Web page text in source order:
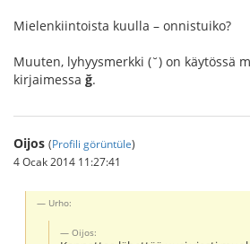
Mielenkiintoista kuulla – onnistuiko?
Muuten, lyhyysmerkki (˘) on käytössä
kirjaimessa ğ.
Oijos (Profili görüntüle)
4 Ocak 2014 11:27:41
Urho:
Oijos: